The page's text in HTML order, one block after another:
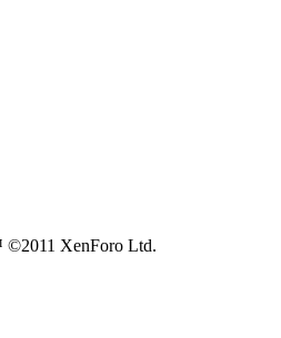
©2011 XenForo Ltd.